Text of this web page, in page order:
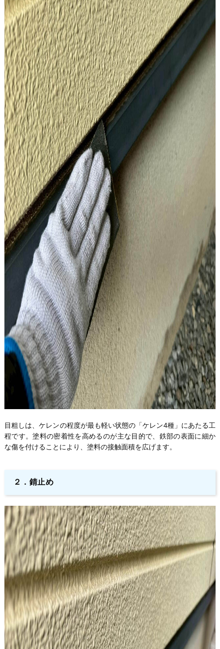
目粗しは、ケレンの程度が最も軽い状態の「ケレン4種」にあたる工
程です。塗料の密着性を高めるのが主な目的で、鉄部の表面に細か
な傷を付けることにより、塗料の接触面積を広げます。
２．錆止め